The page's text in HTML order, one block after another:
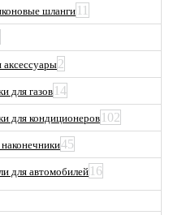
шланги 11
2
для газов 14
для кондиционеров 102
45
для автомобилей 16